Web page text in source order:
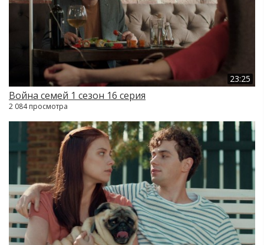
23:25
Война семей 1 сезон 16 серия
2 084 просмотра